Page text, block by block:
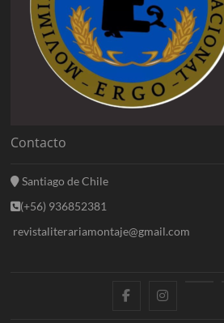
Contacto
Santiago de Chile
(+56) 936852381
revistaliterariamontaje@gmail.com